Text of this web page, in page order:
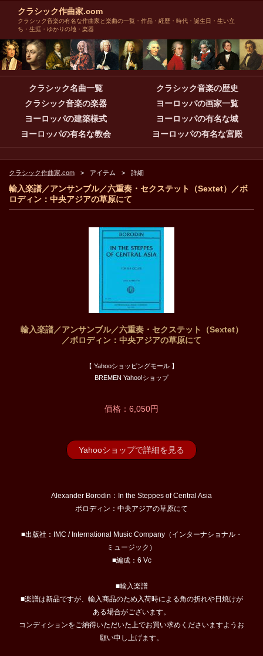
クラシック作曲家.com
クラシック音楽の有名な作曲家と楽曲の一覧・作品・経歴・時代・誕生日・生い立
ち・生涯・ゆかりの地・楽器
クラシック名曲一覧
クラシック音楽の歴史
クラシック音楽の楽器
ヨーロッパの画家一覧
ヨーロッパの建築様式
ヨーロッパの有名な城
ヨーロッパの有名な教会
ヨーロッパの有名な宮殿
クラシック作曲家.com アイテム 詳細
輸入楽譜／アンサンブル／六重奏・セクステット（Sextet）／ボ
ロディン：中央アジアの草原にて
輸入楽譜／アンサンブル／六重奏・セクステット（Sextet）
／ボロディン：中央アジアの草原にて
【 Yahooショッピングモール 】
BREMEN Yahoo!ショップ
価格：6,050円
Yahooショップで詳細を見る
Alexander Borodin：In the Steppes of Central Asia
ボロディン：中央アジアの草原にて
■出版社：IMC / International Music Company（インターナショナル・
ミュージック）
■編成：6 Vc
■輸入楽譜
■楽譜は新品ですが、輸入商品のため入荷時による角の折れや日焼けが
ある場合がございます。
コンディションをご納得いただいた上でお買い求めくださいますようお
願い申し上げます。